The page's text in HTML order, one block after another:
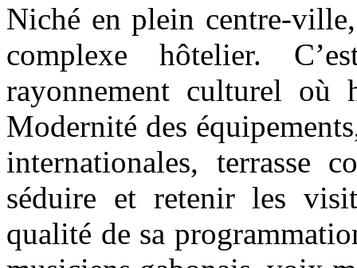
Niché en plein centre-
complexe hôtelier.
rayonnement culturel où
Modernité des
internationales, terrasse
séduire et retenir les
qualité de sa